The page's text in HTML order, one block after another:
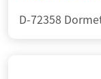
D-72358